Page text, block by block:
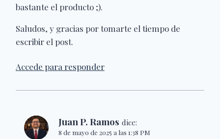
bastante el producto ;).
Saludos, y gracias por tomarte el tiempo de
escribir el post.
Accede para responder
Juan P. Ramos dice:
8 de mayo de 2025 a las 1:38 PM